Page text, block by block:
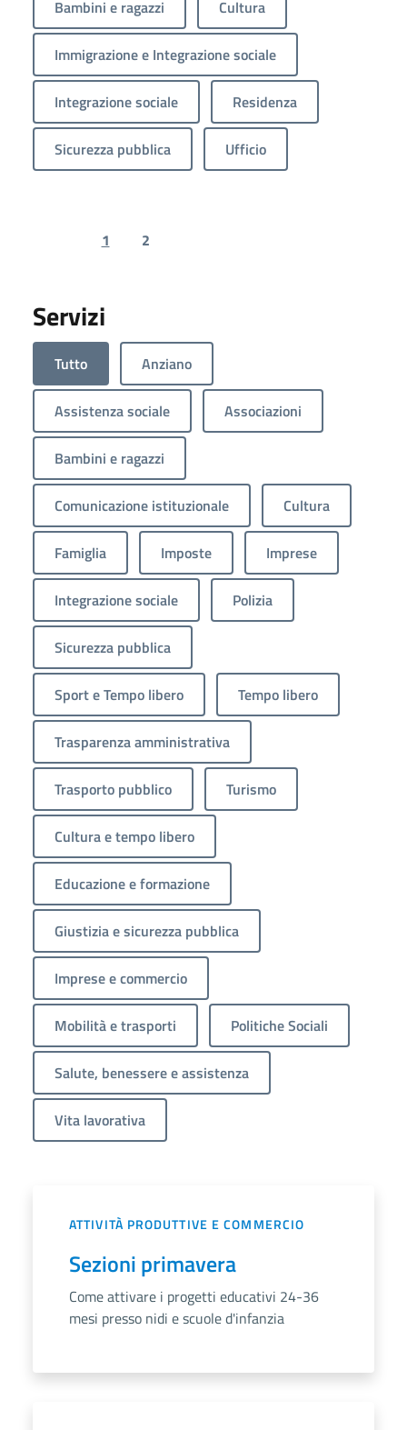
Bambini e ragazzi Cultura
Immigrazione e Integrazione sociale
Integrazione sociale Residenza
Sicurezza pubblica Ufficio
Previous page
1 2
Servizi
Tutto Anziano
Assistenza sociale Associazioni
Bambini e ragazzi
Comunicazione istituzionale Cultura
Famiglia Imposte Imprese
Integrazione sociale Polizia
Sicurezza pubblica
Sport e Tempo libero Tempo libero
Trasparenza amministrativa
Trasporto pubblico Turismo
Cultura e tempo libero
Educazione e formazione
Giustizia e sicurezza pubblica
Imprese e commercio
Mobilità e trasporti Politiche Sociali
Salute, benessere e assistenza
Vita lavorativa
ATTIVITÀ PRODUTTIVE E COMMERCIO
Sezioni primavera
Come attivare i progetti educativi 24-36
mesi presso nidi e scuole d'infanzia